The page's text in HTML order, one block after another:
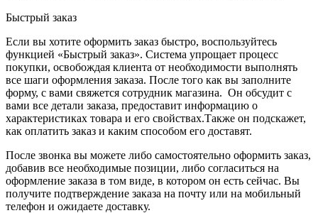
Быстрый заказ
Если вы хотите оформить заказ быстро, воспользуйтесь
функцией «Быстрый заказ». Система упрощает процесс
покупки, освобождая клиента от необходимости выполнять
все шаги оформления заказа. После того как вы заполните
форму, с вами свяжется сотрудник магазина. Он обсудит с
вами все детали заказа, предоставит информацию о
характеристиках товара и его свойствах.Также он подскажет,
как оплатить заказ и каким способом его доставят.
После звонка вы можете либо самостоятельно оформить заказ,
добавив все необходимые позиции, либо согласиться на
оформление заказа в том виде, в котором он есть сейчас. Вы
получите подтверждение заказа на почту или на мобильный
телефон и ожидаете доставку.